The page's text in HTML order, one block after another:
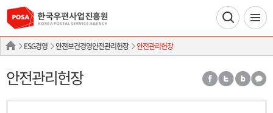
ESG경영 안전보건경영안전관리헌장 안전관리헌장
안전관리헌장